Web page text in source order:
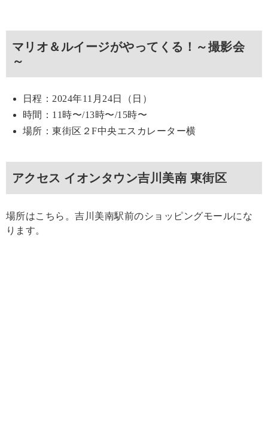
マリオ＆ルイージがやってくる！～撮影会
～
日程：2024年11月24日（日）
時間：11時〜/13時〜/15時〜
場所：東街区２F中央エスカレーター横
アクセス イオンタウン吉川美南 東街区
場所はこちら。吉川美南駅前のショッピングモールにな
ります。